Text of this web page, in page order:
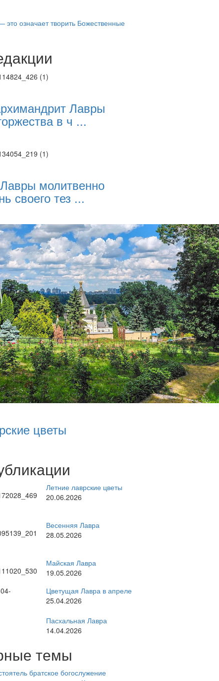
трансляции
трансляции
трансляции
трансляции
трансляции
это означает творить Божественные
Лавры
в ч ...
молитвенно
своего тез ...
цветы
Летние лаврские цветы
20.06.2026
Весенняя Лавра
28.05.2026
Майская Лавра
19.05.2026
Цветущая Лавра в апреле
25.04.2026
Пасхальная Лавра
14.04.2026
темы
братское богослужение